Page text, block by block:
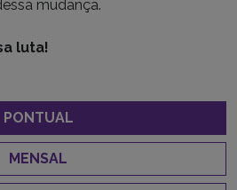
mudança.
luta!
PONTUAL
MENSAL